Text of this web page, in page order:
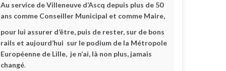
Au service de Villeneuve d’Ascq depuis plus de 50
ans comme Conseiller Municipal et comme Maire,
pour lui assurer d’être, puis de rester, sur de bons
rails et aujourd’hui sur le podium de la Métropole
Européenne de Lille, je n’ai, là non plus, jamais
changé.